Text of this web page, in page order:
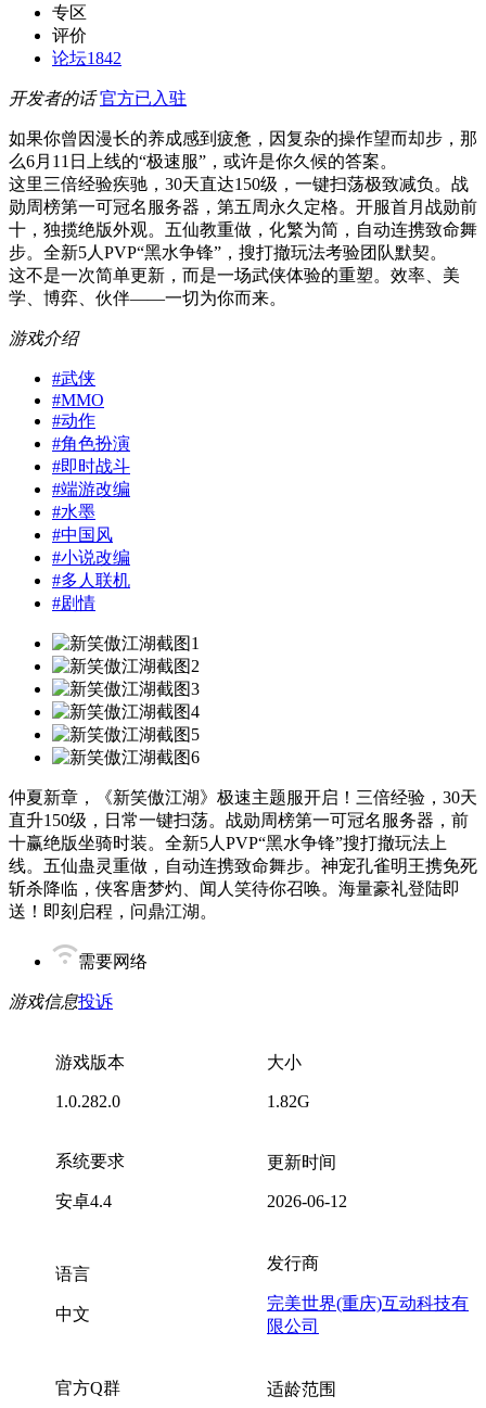
专区
评价
论坛1842
开发者的话 官方已入驻
如果你曾因漫长的养成感到疲惫，因复杂的操作望而却步，那
么6月11日上线的“极速服”，或许是你久候的答案。
这里三倍经验疾驰，30天直达150级，一键扫荡极致减负。战
勋周榜第一可冠名服务器，第五周永久定格。开服首月战勋前
十，独揽绝版外观。五仙教重做，化繁为简，自动连携致命舞
步。全新5人PVP“黑水争锋”，搜打撤玩法考验团队默契。
这不是一次简单更新，而是一场武侠体验的重塑。效率、美
学、博弈、伙伴——一切为你而来。
游戏介绍
#武侠
#MMO
#动作
#角色扮演
#即时战斗
#端游改编
#水墨
#中国风
#小说改编
#多人联机
#剧情
仲夏新章，《新笑傲江湖》极速主题服开启！三倍经验，30天
直升150级，日常一键扫荡。战勋周榜第一可冠名服务器，前
十赢绝版坐骑时装。全新5人PVP“黑水争锋”搜打撤玩法上
线。五仙蛊灵重做，自动连携致命舞步。神宠孔雀明王携免死
斩杀降临，侠客唐梦灼、闻人笑待你召唤。海量豪礼登陆即
送！即刻启程，问鼎江湖。
需要网络
游戏信息投诉
游戏版本
1.0.282.0
大小
1.82G
系统要求
安卓4.4
更新时间
2026-06-12
语言
中文
发行商
完美世界(重庆)互动科技有
限公司
官方Q群 适龄范围